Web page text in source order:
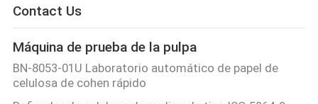
VÍDEOS
SOBRE
Reserved.
Developed
Contact Us
Máquina de prueba de la pulpa
BN-8053-01U Laboratorio automático de papel de
celulosa de cohen rápido